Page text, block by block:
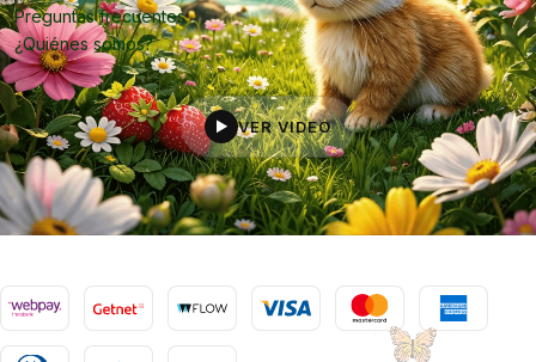
Preguntas frecuentes
¿Quiénes somos?
▶ VER VIDEO